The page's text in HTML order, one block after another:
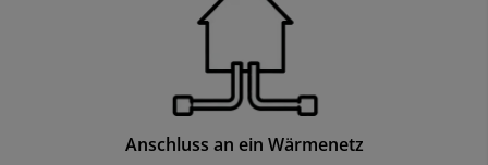
Anschluss an ein Wärmenetz